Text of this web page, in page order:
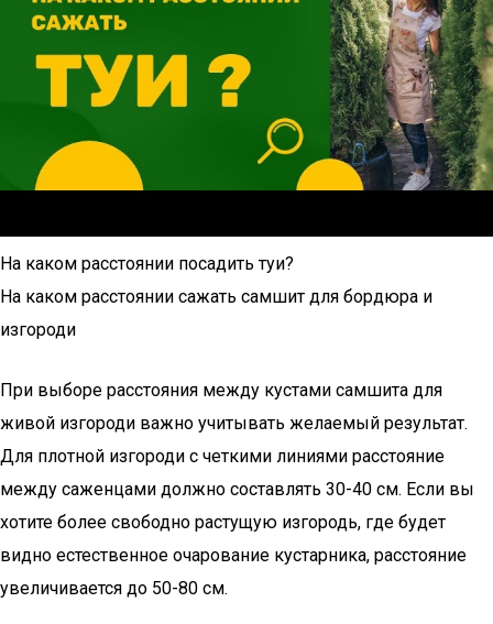
На каком расстоянии посадить туи?
На каком расстоянии сажать самшит для бордюра и
изгороди
При выборе расстояния между кустами самшита для
живой изгороди важно учитывать желаемый результат.
Для плотной изгороди с четкими линиями расстояние
между саженцами должно составлять 30-40 см. Если вы
хотите более свободно растущую изгородь, где будет
видно естественное очарование кустарника, расстояние
увеличивается до 50-80 см.